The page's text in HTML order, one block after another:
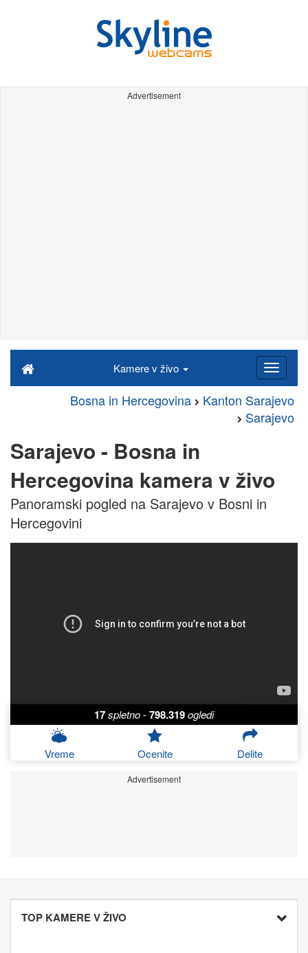
Advertisement
Kamere v živo
Bosna in Hercegovina
Kanton Sarajevo
Sarajevo
Sarajevo - Bosna in
Hercegovina kamera v živo
Panoramski pogled na Sarajevo v Bosni in
Hercegovini
17spletno-798.319ogledi
Vreme Ocenite Delite
Advertisement
TOP KAMERE V ŽIVO